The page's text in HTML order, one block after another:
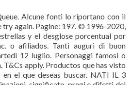
Alcune fonti lo riportano con il
again. Pagine: 197. © 1996-2020,
y el desglose porcentual por
o afiliados. Tanti auguri di buon
12 luglio. Personaggi famosi o
apply. Productos que has visto
en el que deseas buscar. NATI IL 3